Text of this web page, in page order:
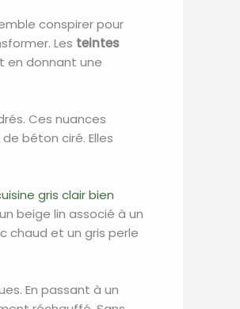
conspirer pour
Les teintes
en donnant une
Ces nuances
béton ciré. Elles
gris clair bien
beige lin associé à un
chaud et un gris perle
En passant à un